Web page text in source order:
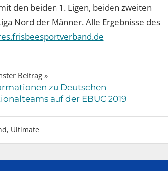
den beiden 1. Ligen, beiden zweiten
Nord der Männer. Alle Ergebnisse des
Beitrag
zu Deutschen
auf der EBUC 2019
, Ultimate